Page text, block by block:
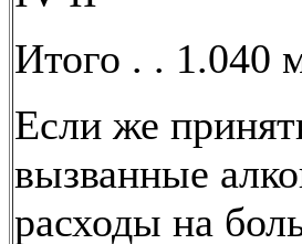
Итого . . 1.040
Если же
вызванные
расходы на